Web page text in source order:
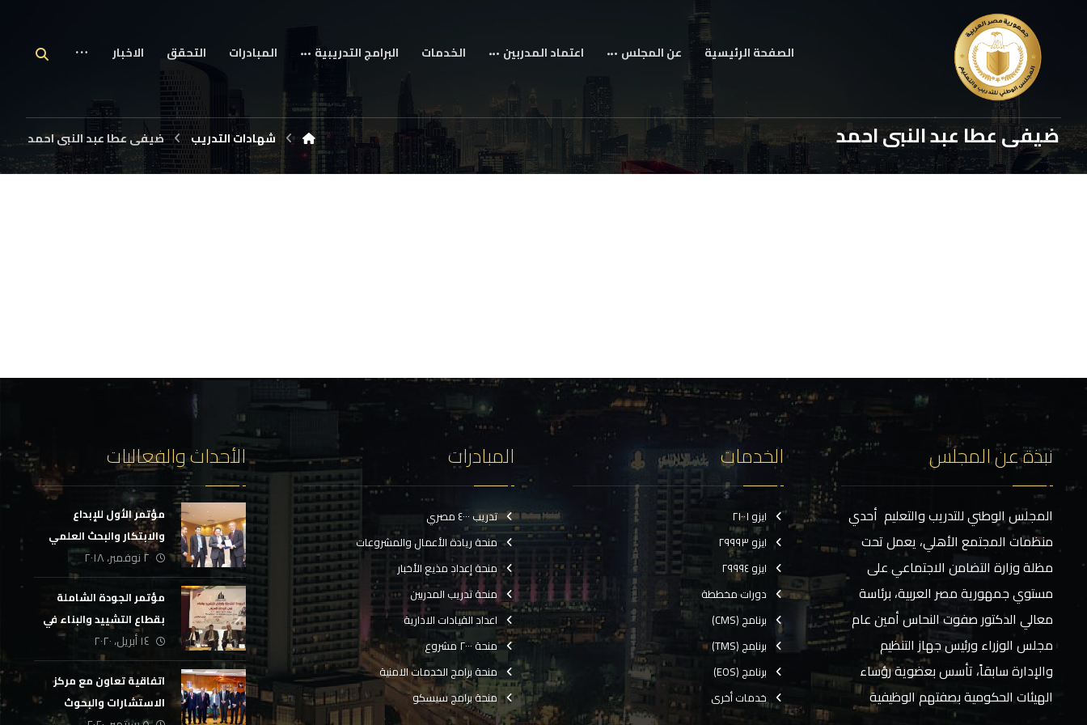
الصفحة الرئيسية عن المجلس اعتماد المدربين الخدمات البرامج التدريبية المبادرات التحقق الاخبار
ضيفى عطا عبد النبى احمد شهادات التدريب ضيفى عطا عبد النبى احمد
نبذة عن المجلس
المجلس الوطني للتدريب والتعليم أحدي
منظمات المجتمع الأهلي، يعمل تحت
مظلة وزارة التضامن الاجتماعي على
مستوي جمهورية مصر العربية، برئاسة
معالي الدكتور صفوت النحاس أمين عام
مجلس الوزراء ورئيس جهاز التنظيم
والإدارة سابقاً، تأسس بعضوية رؤساء
الهيئات الحكومية بصفتهم الوظيفية
الخدمات
ايزو ٢١٠٠١
ايزو ٢٩٩٩٣
ايزو ٢٩٩٩٤
دورات مخططة
برنامج (CMS)
برنامج (TMS)
برنامج (EOS)
خدمات أخرى
المبادرات
تدريب ٤٠٠٠ مصري
منحة ريادة الأعمال والمشروعات
منحة إعداد مذيع الأخبار
منحة تدريب المدربين
اعداد القيادات الادارية
منحة ٢٠٠٠ مشروع
منحة برامج الخدمات الامنية
منحة برامج سيسكو
الأحداث والفعاليات
مؤتمر الأول للإبداع
والابتكار والبحث العلمي
٢ نوفمبر، ٢٠١٨
مؤتمر الجودة الشاملة
بقطاع التشييد والبناء في
الوطن العربي
١٤ أبريل، ٢٠٢٠
اتفاقية تعاون مع مركز
الاستشارات والبحوث